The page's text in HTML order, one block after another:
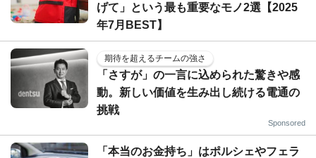
げて」という最も重要なモノ2選【2025
年7月BEST】
期待を超えるチームの強さ
「さすが」の一言に込められた驚きや感
動。新しい価値を生み出し続ける電通の
挑戦
Sponsored
「本当のお金持ち」はポルシェやフェラ